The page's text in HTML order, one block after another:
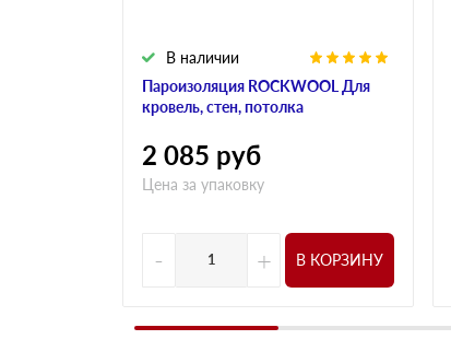
Пароизоляция ROCKWOOL Для
кровель, стен, потолка
В наличии
2 085 руб
Цена за упаковку
- + В КОРЗИНУ